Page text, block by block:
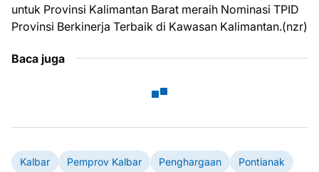
untuk Provinsi Kalimantan Barat meraih Nominasi TPID
Provinsi Berkinerja Terbaik di Kawasan Kalimantan.(nzr)
Baca juga
Kalbar Pemprov Kalbar Penghargaan
Pontianak